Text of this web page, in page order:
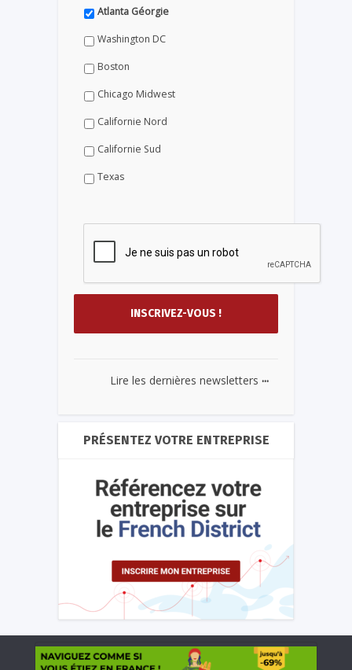
Atlanta Géorgie
Washington DC
Boston
Chicago Midwest
Californie Nord
Californie Sud
Texas
Lire les dernières newsletters ...
PRÉSENTEZ VOTRE ENTREPRISE